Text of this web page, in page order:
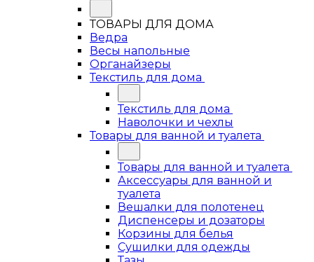
ТОВАРЫ ДЛЯ ДОМА
Ведра
Весы напольные
Органайзеры
Текстиль для дома
Текстиль для дома
Наволочки и чехлы
Товары для ванной и туалета
Товары для ванной и туалета
Аксессуары для ванной и
туалета
Вешалки для полотенец
Диспенсеры и дозаторы
Корзины для белья
Сушилки для одежды